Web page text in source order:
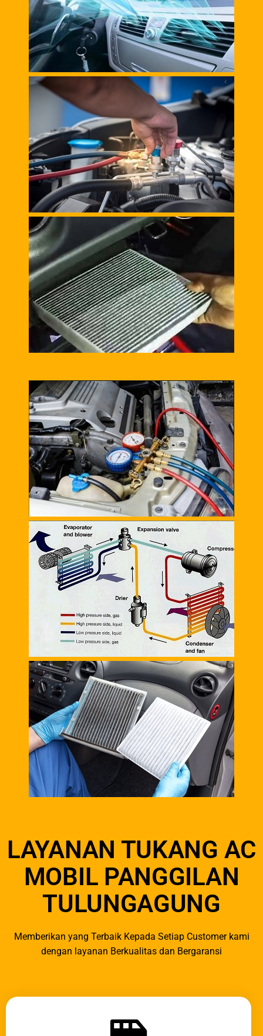
LAYANAN TUKANG AC
MOBIL PANGGILAN
TULUNGAGUNG
Memberikan yang Terbaik Kepada Setiap Customer kami
dengan layanan Berkualitas dan Bergaransi